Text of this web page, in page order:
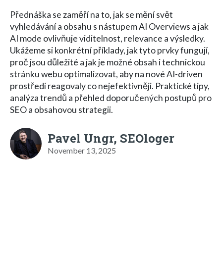
Přednáška se zaměří na to, jak se mění svět
vyhledávání a obsahu s nástupem AI Overviews a jak
AI mode ovlivňuje viditelnost, relevance a výsledky.
Ukážeme si konkrétní příklady, jak tyto prvky fungují,
proč jsou důležité a jak je možné obsah i technickou
stránku webu optimalizovat, aby na nové AI-driven
prostředí reagovaly co nejefektivněji. Praktické tipy,
analýza trendů a přehled doporučených postupů pro
SEO a obsahovou strategii.
Pavel Ungr, SEOloger
November 13, 2025